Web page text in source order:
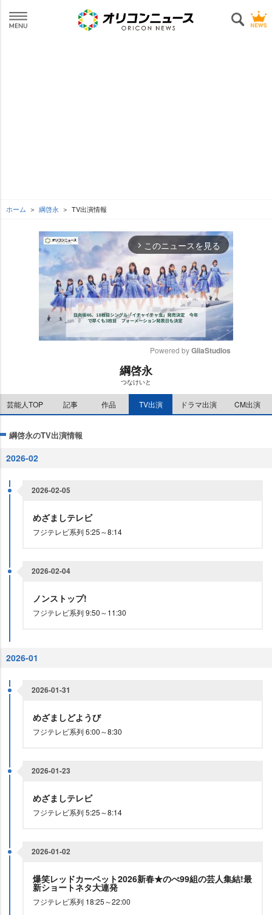
ホーム 綱啓永 TV出演情報
arrow_forward_ios このニュースを見る
e
Powered by GliaStudios
綱啓永
つなけいと
芸能人TOP 記事 作品 TV出演 ドラマ出演 CM出演
綱啓永のTV出演情報
2026-02
2026-02-05
めざましテレビ
フジテレビ系列 5:25～8:14
2026-02-04
ノンストップ!
フジテレビ系列 9:50～11:30
2026-01
2026-01-31
めざましどようび
フジテレビ系列 6:00～8:30
2026-01-23
めざましテレビ
フジテレビ系列 5:25～8:14
2026-01-02
爆笑レッドカーペット2026新春★のべ99組の芸人集結!最
新ショートネタ大連発
フジテレビ系列 18:25～22:00